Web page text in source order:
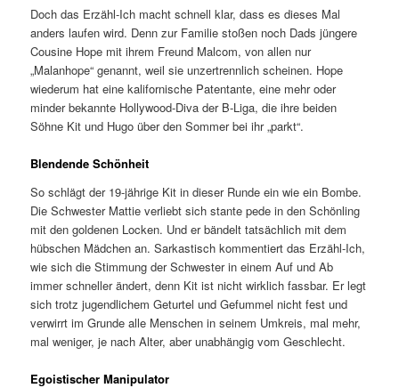
Doch das Erzähl-Ich macht schnell klar, dass es dieses Mal
anders laufen wird. Denn zur Familie stoßen noch Dads jüngere
Cousine Hope mit ihrem Freund Malcom, von allen nur
„Malanhope“ genannt, weil sie unzertrennlich scheinen. Hope
wiederum hat eine kalifornische Patentante, eine mehr oder
minder bekannte Hollywood-Diva der B-Liga, die ihre beiden
Söhne Kit und Hugo über den Sommer bei ihr „parkt“.
Blendende Schönheit
So schlägt der 19-jährige Kit in dieser Runde ein wie ein Bombe.
Die Schwester Mattie verliebt sich stante pede in den Schönling
mit den goldenen Locken. Und er bändelt tatsächlich mit dem
hübschen Mädchen an. Sarkastisch kommentiert das Erzähl-Ich,
wie sich die Stimmung der Schwester in einem Auf und Ab
immer schneller ändert, denn Kit ist nicht wirklich fassbar. Er legt
sich trotz jugendlichem Geturtel und Gefummel nicht fest und
verwirrt im Grunde alle Menschen in seinem Umkreis, mal mehr,
mal weniger, je nach Alter, aber unabhängig vom Geschlecht.
Egoistischer Manipulator